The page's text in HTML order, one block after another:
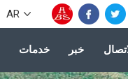
AR
خدمات خبر